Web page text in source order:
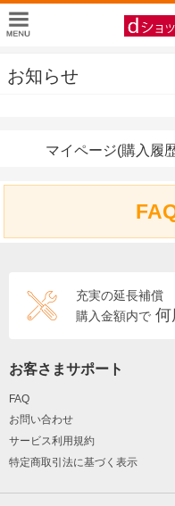
お知らせ
マイページ(購入履
充実の延長補償
購入金額内で 何
お客さまサポート
FAQ
お問い合わせ
サービス利用規約
特定商取引法に基づく表示